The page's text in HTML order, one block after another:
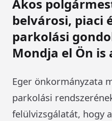
Ákos
belvárosi, piaci
parkolási
Mondja el Ön is
Eger önkormányzata
parkolási
felülvizsgálatát, hogy